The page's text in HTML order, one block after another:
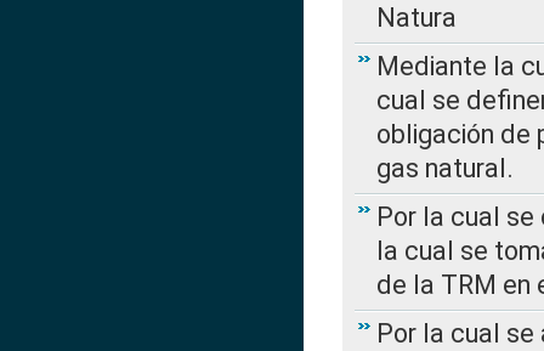
Natura
Mediante la
cual se
obligación de
gas natural.
Por la cual se
la cual se
de la TRM en
Por la cual